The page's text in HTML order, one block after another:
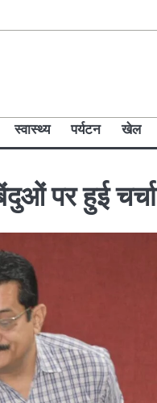
स्वास्थ्य पर्यटन खेल
पर हुई चर्चा